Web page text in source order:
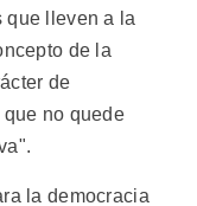
que lleven a la
de la
de
no quede
la democracia